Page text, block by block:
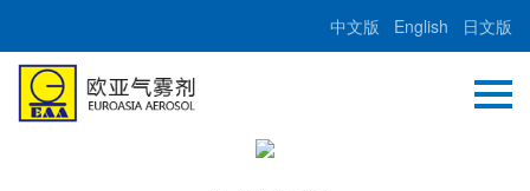
中文版 English 日文版